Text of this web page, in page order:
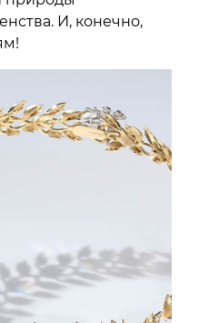
И, конечно,